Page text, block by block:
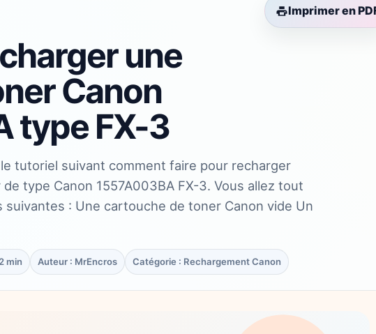
Imprimer en
une
Canon
type FX-3
tutoriel suivant comment faire pour recharger
type Canon 1557A003BA FX-3. Vous allez tout
suivantes : Une cartouche de toner Canon vide Un
min Auteur : MrEncros Catégorie : Rechargement Canon